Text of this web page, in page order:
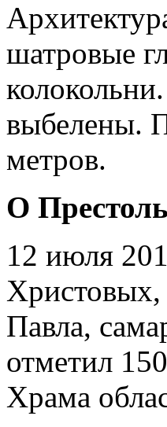
шатровые
выбелены.
метров.
О
12 июля
Христовых,
Павла,
отметил
Храма